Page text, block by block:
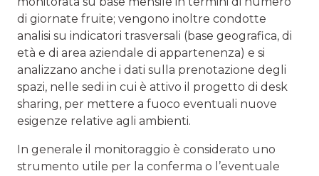
di giornate fruite; vengono inoltre condotte
analisi su indicatori trasversali (base geografica, di
età e di area aziendale di appartenenza) e si
analizzano anche i dati sulla prenotazione degli
spazi, nelle sedi in cui è attivo il progetto di desk
sharing, per mettere a fuoco eventuali nuove
esigenze relative agli ambienti.
In generale il monitoraggio è considerato uno
strumento utile per la conferma o l’eventuale